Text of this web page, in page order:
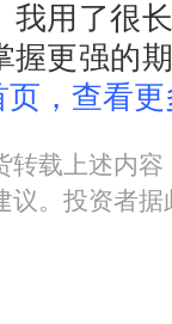
我用了很
握更强的
，查看更
载上述内
。投资者